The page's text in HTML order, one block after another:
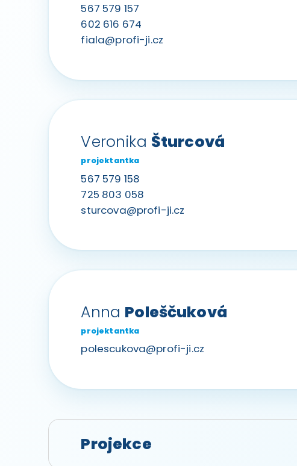
567 579 157
602 616 674
fiala@profi-ji.cz
Veronika Šturcová
projektantka
567 579 158
725 803 058
sturcova@profi-ji.cz
Anna Poleščuková
projektantka
polescukova@profi-ji.cz
Projekce